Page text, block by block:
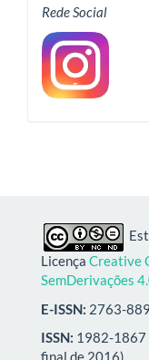
Rede Social
Licença Creative
SemDerivações
E-ISSN: 2763-
ISSN: 1982-1867